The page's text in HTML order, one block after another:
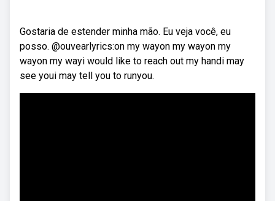
Gostaria de estender minha mão. Eu veja você, eu
posso. @ouvearlyrics:on my wayon my wayon my
wayon my wayi would like to reach out my handi may
see youi may tell you to runyou.